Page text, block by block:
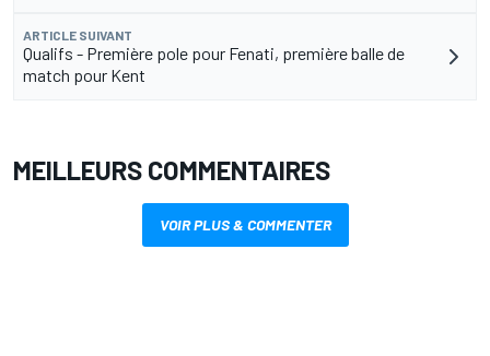
ARTICLE SUIVANT
Qualifs - Première pole pour Fenati, première balle de
match pour Kent
MEILLEURS COMMENTAIRES
VOIR PLUS & COMMENTER